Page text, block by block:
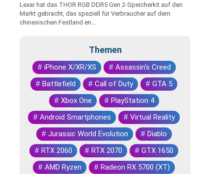
Lexar hat das THOR RGB DDR5 Gen 2-Speicherkit auf den
Markt gebracht, das speziell für Verbraucher auf dem
chinesischen Festland en...
Themen
# iPhone X/XR/XS # Assassin's Creed
# Battlefield # Call of Duty # GTA 5
# Xbox One # PlayStation 4
# Android Smartphones # Virtual Reality
# Jurassic World Evolution # Diablo
# RTX 2060 # RTX 2070 # GTX 1650
# AMD Ryzen # Radeon RX 5700 (XT)